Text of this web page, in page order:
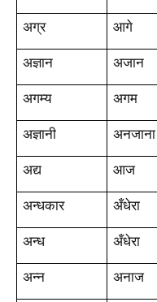
अग्र आगे
अज्ञान अजान
अगम्य अगम
अज्ञानी अनजाना
अद्य आज
अन्धकार अँधेरा
अन्ध अँधेरा
अन्न अनाज